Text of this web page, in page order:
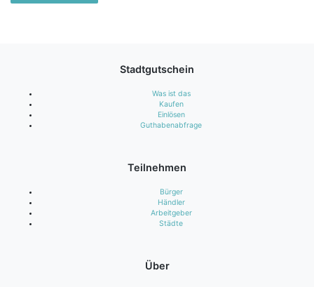
Stadtgutschein
Was ist das
Kaufen
Einlösen
Guthabenabfrage
Teilnehmen
Bürger
Händler
Arbeitgeber
Städte
Über